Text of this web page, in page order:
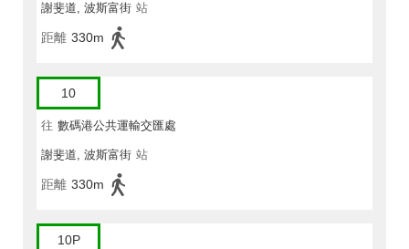
謝斐道, 波斯富街 站
距離 330m
10
往 數碼港公共運輸交匯處
謝斐道, 波斯富街 站
距離 330m
10P